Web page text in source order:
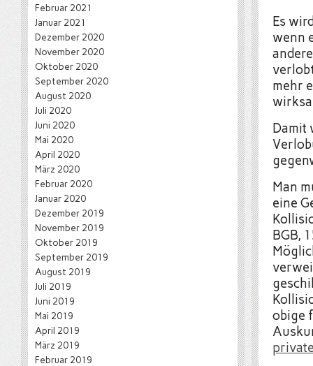
Es
wenn
mehr
Damit
Man
eine
BGB,
obige
Februar 2021
Januar 2021
Dezember 2020
November 2020
Oktober 2020
September 2020
August 2020
Juli 2020
Juni 2020
Mai 2020
April 2020
März 2020
Februar 2020
Januar 2020
Dezember 2019
November 2019
Oktober 2019
September 2019
August 2019
Juli 2019
Juni 2019
Mai 2019
April 2019
März 2019
Februar 2019